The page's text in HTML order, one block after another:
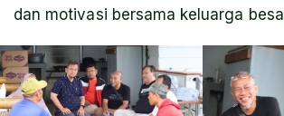
dan motivasi bersama keluarga